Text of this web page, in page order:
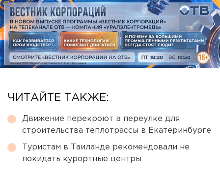
ЧИТАЙТЕ ТАКЖЕ:
Движение перекроют в переулке для
строительства теплотрассы в Екатеринбурге
Туристам в Таиланде рекомендовали не
покидать курортные центры